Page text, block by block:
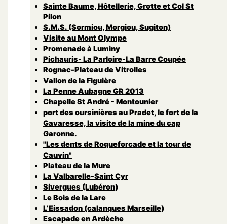
Sainte Baume, Hôtellerie, Grotte et Col St
Pilon
S.M.S. (Sormiou, Morgiou, Sugiton)
Visite au Mont Olympe
Promenade à Luminy
Pichauris- La Parloire-La Barre Coupée
Rognac-Plateau de Vitrolles
Vallon de la Figuière
La Penne Aubagne GR 2013
Chapelle St André - Montounier
port des oursinières au Pradet, le fort de la
Gavaresse, la visite de la mine du cap
Garonne.
"Les dents de Roqueforcade et la tour de
Cauvin"
Plateau de la Mure
La Valbarelle-Saint Cyr
Sivergues (Lubéron)
Le Bois de la Lare
L’Eissadon (calanques Marseille)
Escapade en Ardèche